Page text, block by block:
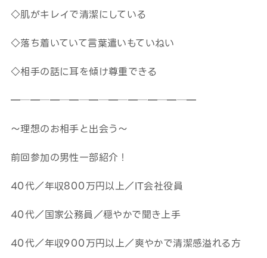
◇肌がキレイで清潔にしている
◇落ち着いていて言葉遣いもていねい
◇相手の話に耳を傾け尊重できる
━─━─━─━─━─━─━─━─━─━
～理想のお相手と出会う～
前回参加の男性一部紹介！
40代／年収800万円以上／IT会社役員
40代／国家公務員／穏やかで聞き上手
40代／年収900万円以上／爽やかで清潔感溢れる方